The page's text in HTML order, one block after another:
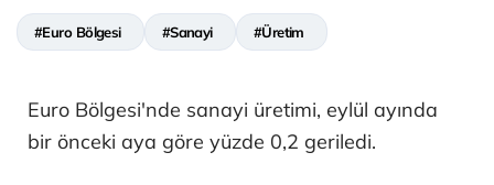
#Euro Bölgesi #Sanayi #Üretim
Euro Bölgesi'nde sanayi üretimi, eylül ayında
bir önceki aya göre yüzde 0,2 geriledi.